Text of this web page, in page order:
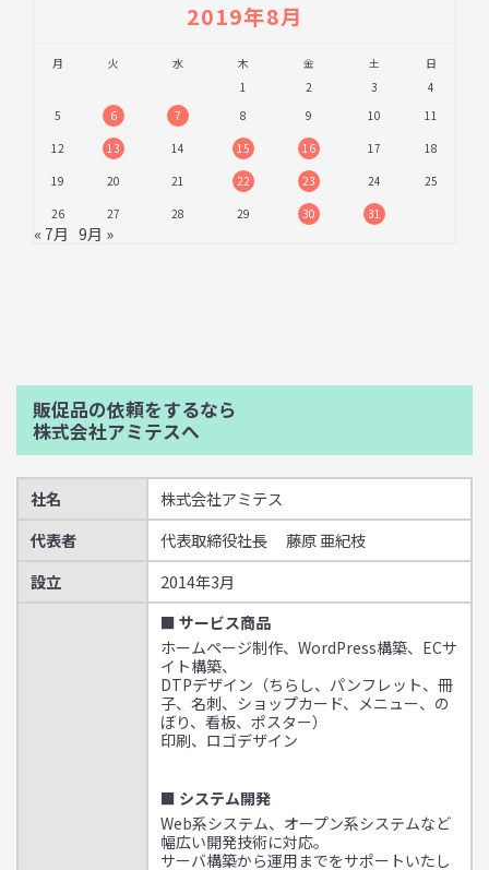
2019年8月
月 火 水 木 金 土
日
1
2 3
4
5
6 7 8 9 10
11
12
13 14 15 16 17
18
19
20 21 22 23 24
25
26
27 28 29 30 31
« 7月 9月 »
販促品の依頼をするなら
株式会社アミテスへ
社名
株式会社アミテス
代表者
代表取締役社長 藤原 亜紀枝
設立
2014年3月
■ サービス商品
ホームページ制作、WordPress構築、ECサ
イト構築、
DTPデザイン（ちらし、パンフレット、冊
子、名刺、ショップカード、メニュー、の
ぼり、看板、ポスター）
印刷、ロゴデザイン
■ システム開発
Web系システム、オープン系システムなど
幅広い開発技術に対応。
サーバ構築から運用までをサポートいたし